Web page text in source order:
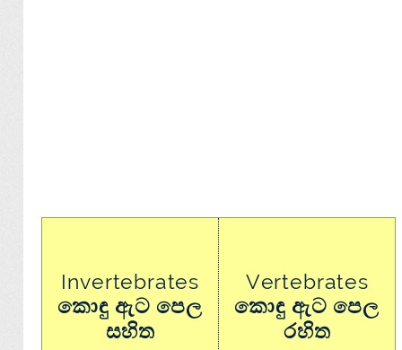
Invertebrates
කොඳු ඇට පෙල
සහිත
Vertebrates
කොඳු ඇට පෙල
රහිත